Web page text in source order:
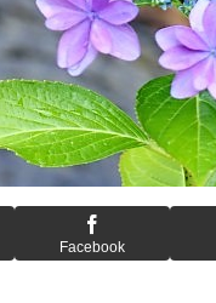
Facebook